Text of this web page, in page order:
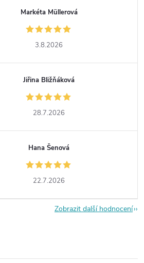
Markéta Müllerová
3.8.2026
Jiřina Bližňáková
28.7.2026
Hana Šenová
22.7.2026
Zobrazit další hodnocení